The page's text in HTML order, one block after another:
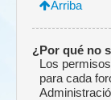
Arriba
¿Por qué no
Los
para cada